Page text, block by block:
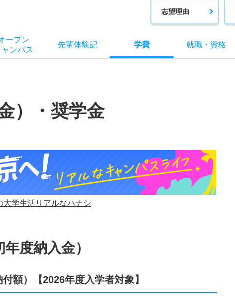
志望理由
ープン
ャンパス
先輩体験記 学費 就職・ 資格
）・奨学金
大学生活リアルなハナシ
度納入金）
額）【2026年度入学者対象】